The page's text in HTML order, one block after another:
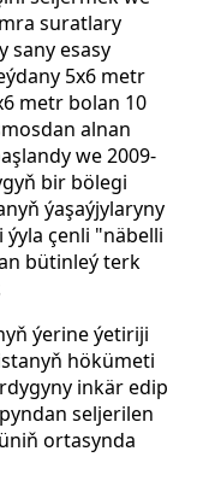
suratlary
sany esasy
5x6 metr
metr bolan 10
alnan
we 2009-
bir bölegi
ýaşaýjylaryny
ýyla çenli "näbelli
bütinleý terk
ýerine ýetiriji
hökümeti
inkär edip
seljerilen
ortasynda